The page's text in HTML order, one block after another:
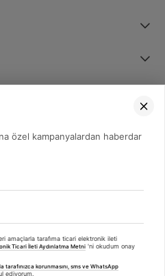
473 08 08
özel kampanyalardan haberdar
amaçlarla tarafıma ticari elektronik ileti
Ticari İleti Aydınlatma Metni 'ni okudum onay
tarafınızca korunmasını, sms ve WhatsApp
ediyorum.